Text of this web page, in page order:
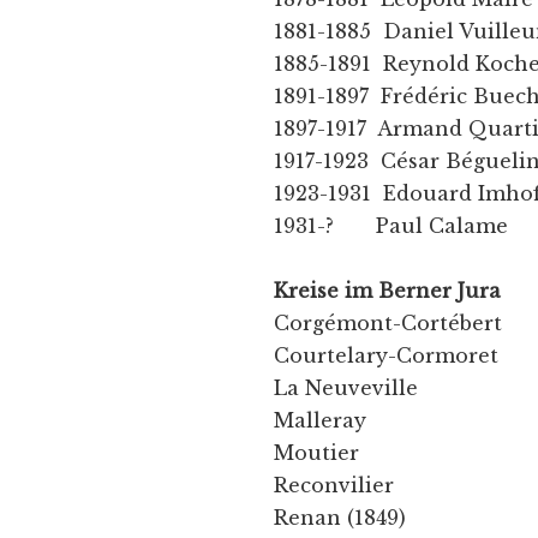
1881-1885 Daniel
1885-1891 Reynold
1891-1897 Frédéric
1897-1917 Armand
1917-1923 César Béguelin
1923-1931 Edouard
1931-? Paul Calame
Kreise im Berner Jura
Corgémont-Cortébert
Courtelary-Cormoret
La Neuveville
Malleray
Moutier
Reconvilier
Renan (1849)